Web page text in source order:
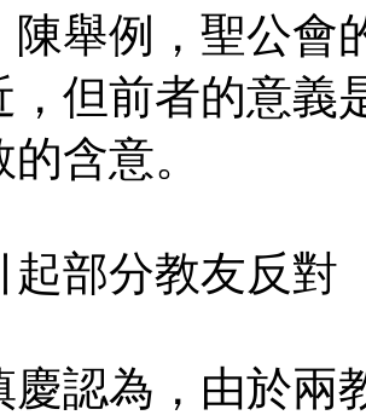
陳舉例，聖公會
，但前者的意義
含意。
起部分教友反對
慶認為，由於兩